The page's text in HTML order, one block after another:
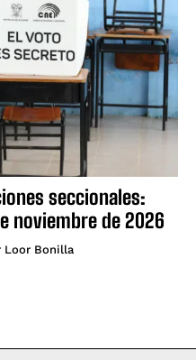
seccionales:
noviembre de 2026
Loor Bonilla